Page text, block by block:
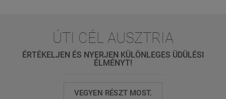
ÚTI CÉL AUSZTRIA
ÉRTÉKELJEN ÉS NYERJEN KÜLÖNLEGES ÜDÜLÉSI
ÉLMÉNYT!
VEGYEN RÉSZT MOST.